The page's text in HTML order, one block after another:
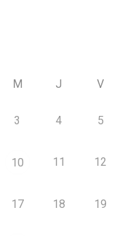
M J V
3 4 5
10 11 12
17 18 19